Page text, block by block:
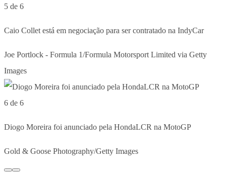
5 de 6
Caio Collet está em negociação para ser contratado na IndyCar
Joe Portlock - Formula 1/Formula Motorsport Limited via Getty
Images
6 de 6
Diogo Moreira foi anunciado pela HondaLCR na MotoGP
Gold & Goose Photography/Getty Images